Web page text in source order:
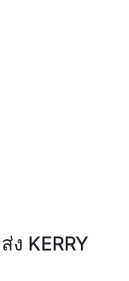
ง KERRY